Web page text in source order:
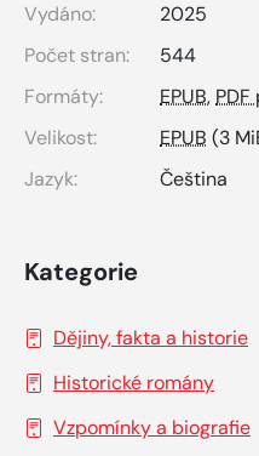
Vydáno:
2025
Počet stran:
544
Formáty:
EPUB,
Velikost:
EPUB (3
Jazyk:
Čeština
Kategorie
Dějiny, fakta a historie
Historické romány
Vzpomínky a biografie